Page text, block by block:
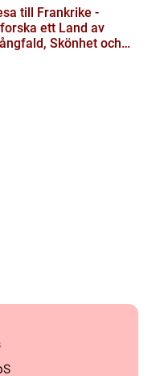
till Frankrike -
ett Land av
Skönhet och